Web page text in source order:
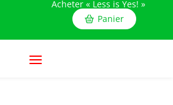
Acheter « Less is Yes! »
Panier